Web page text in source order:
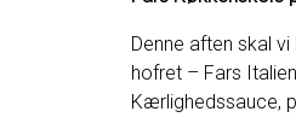
Denne aften skal
hofret – Fars
Kærlighedssauce,